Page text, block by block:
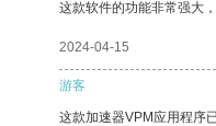
这款软件的功能非常强大
2024-04-15
游客
这款加速器VPM应用程序